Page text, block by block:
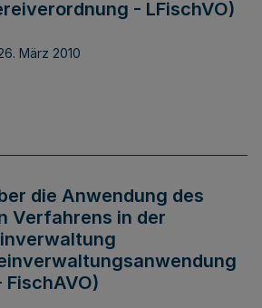
- LFischVO)
März 2010
die Anwendung des
Verfahrens in der